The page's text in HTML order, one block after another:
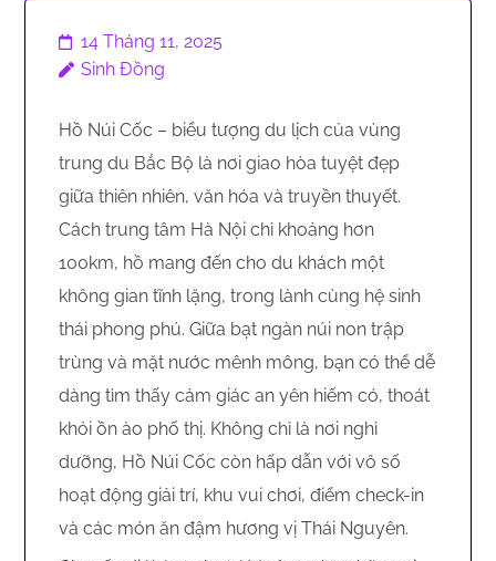
14 Tháng 11, 2025
Sinh Đồng
Hồ Núi Cốc – biểu tượng du lịch của vùng
trung du Bắc Bộ là nơi giao hòa tuyệt đẹp
giữa thiên nhiên, văn hóa và truyền thuyết.
Cách trung tâm Hà Nội chỉ khoảng hơn
100km, hồ mang đến cho du khách một
không gian tĩnh lặng, trong lành cùng hệ sinh
thái phong phú. Giữa bạt ngàn núi non trập
trùng và mặt nước mênh mông, bạn có thể dễ
dàng tìm thấy cảm giác an yên hiếm có, thoát
khỏi ồn ào phố thị. Không chỉ là nơi nghỉ
dưỡng, Hồ Núi Cốc còn hấp dẫn với vô số
hoạt động giải trí, khu vui chơi, điểm check-in
và các món ăn đậm hương vị Thái Nguyên.